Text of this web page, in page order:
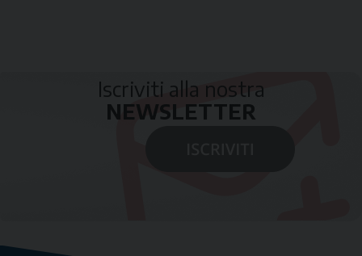
Iscriviti alla nostra
NEWSLETTER